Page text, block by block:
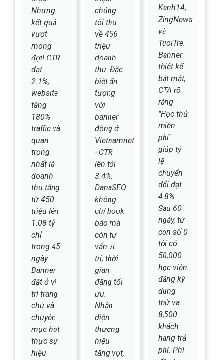
về chi
phí 65
triệu.
Nhưng
kết quả
vượt
mong
đợi! CTR
đạt
2.1%,
website
tăng
180%
traffic và
quan
trọng
nhất là
doanh
thu tăng
từ 450
triệu lên
1.08 tỷ
chỉ
trong 45
ngày.
Banner
đặt ở vị
trí trang
chủ và
chuyên
sách
120
triệu,
chúng
tôi thu
về 456
triệu
doanh
thu. Đặc
biệt ấn
tượng
với
banner
động ở
Vietnamnet
- CTR
lên tới
3.4%.
DanaSEO
không
chỉ book
báo mà
còn tư
vấn vị
trí, thời
gian
đăng tối
ưu.
Nhận
diện
tử phù
hợp:
Kenh14,
ZingNews
và
TuoiTre.
Banner
thiết kế
bắt mắt,
CTA rõ
ràng
"Học thử
miễn
phí"
giúp tỷ
lệ
chuyển
đổi đạt
4.8%.
Sau 60
ngày, từ
con số 0
tôi có
50,000
học viên
đăng ký
dùng
thử và
8,500
khách